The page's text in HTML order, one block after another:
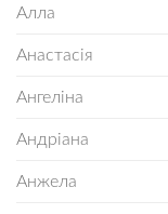
Алла
Анастасія
Ангеліна
Андріана
Анжела